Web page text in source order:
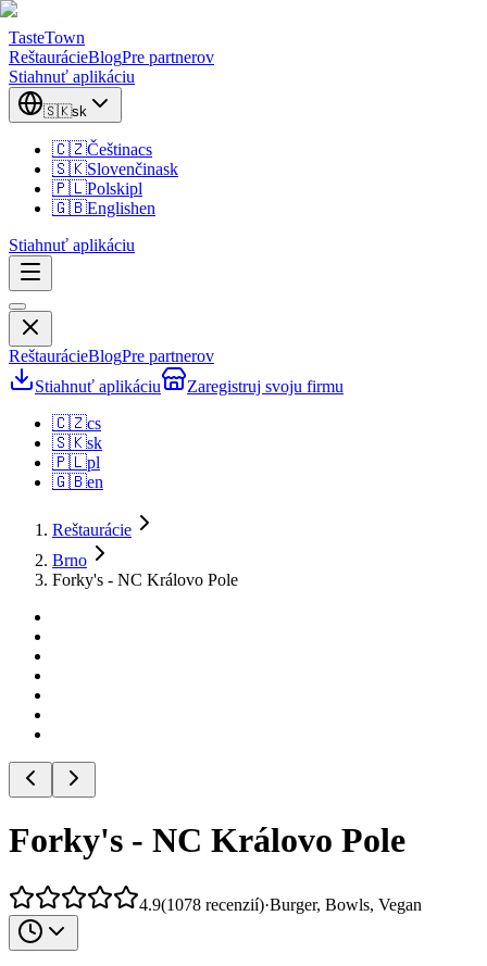
TasteTown
ReštaurácieBlogPre partnerov
Stiahnuť aplikáciu
🇸🇰sk
🇨🇿Češtinacs
🇸🇰Slovenčinask
🇵🇱Polskipl
🇬🇧Englishen
Stiahnuť aplikáciu
ReštaurácieBlogPre partnerov
Stiahnuť aplikáciu
Zaregistruj svoju firmu
🇨🇿cs
🇸🇰sk
🇵🇱pl
🇬🇧en
Reštaurácie
Brno
Forky's - NC Královo Pole
Forky's - NC Královo Pole
4.9(1078 recenzií)·Burger, Bowls, Vegan